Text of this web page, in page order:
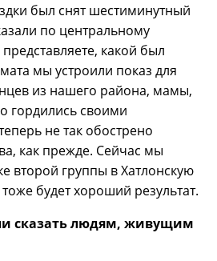
был снят шестиминутный
по центральному
какой был
мы устроили показ для
из нашего района, мамы,
гордились своими
не так обострено
как прежде. Сейчас мы
второй группы в Хатлонскую
будет хороший результат.
сказать людям, живущим